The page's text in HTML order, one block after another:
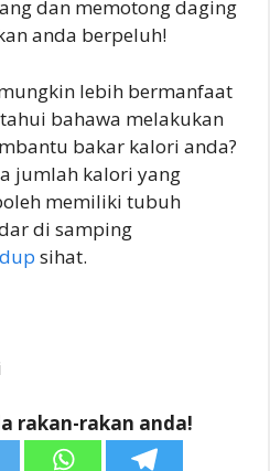
dan memotong daging
anda berpeluh!
lebih bermanfaat
bahawa melakukan
bakar kalori anda?
jumlah kalori yang
memiliki tubuh
di samping
sihat.
rakan-rakan anda!